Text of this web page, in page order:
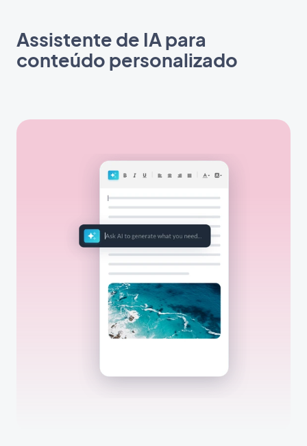
Assistente de IA para
conteúdo personalizado